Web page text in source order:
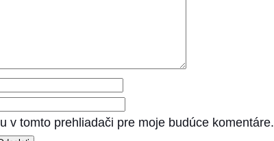
v tomto prehliadači pre moje budúce komentáre.